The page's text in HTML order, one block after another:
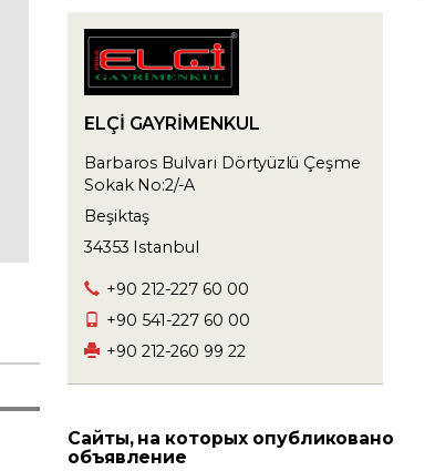
ELÇİ GAYRİMENKUL
Barbaros Bulvarı Dörtyüzlü Çeşme
Sokak No:2/-A
Beşiktaş
34353 Istanbul
+90 212-227 60 00
+90 541-227 60 00
+90 212-260 99 22
Сайты, на которых опубликовано
объявление